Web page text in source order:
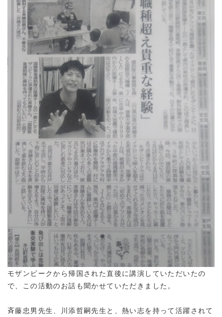
モザンビークから帰国された直後に講演していただいたの
で、この活動のお話も聞かせていただきました。
斉藤忠男先生、川添哲嗣先生と、熱い志を持って活躍されて